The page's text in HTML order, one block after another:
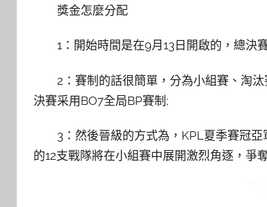
獎金怎麼分配
1：開始時間是在9月13日開啟的，總決
2：賽制的話很簡單，分為小組賽、淘
決賽采用BO7全局BP賽制;
3：然後晉級的方式為，KPL夏季賽冠
的12支戰隊將在小組賽中展開激烈角逐，爭